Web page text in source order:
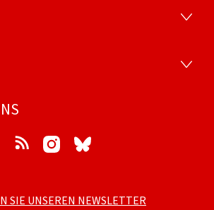
LinkedIn RSS Instagram
SIE UNSEREN NEWSLETTER